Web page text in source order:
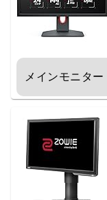
メインモニター